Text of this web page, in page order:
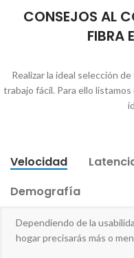
CONSEJOS AL
FIBRA
Realizar la ideal selección
trabajo fácil. Para ello
Velocidad
Demografía
Dependiendo de la
hogar precisarás más o